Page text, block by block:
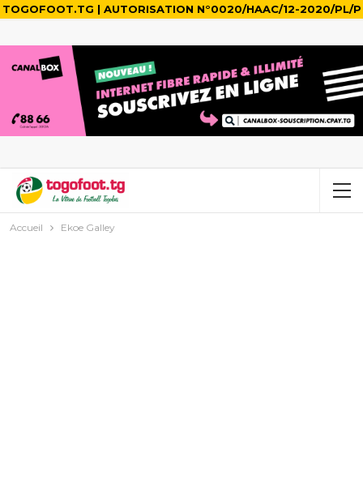
TOGOFOOT.TG | AUTORISATION N°0020/HAAC/12-2020/PL/P
Accueil Ekoe Galley